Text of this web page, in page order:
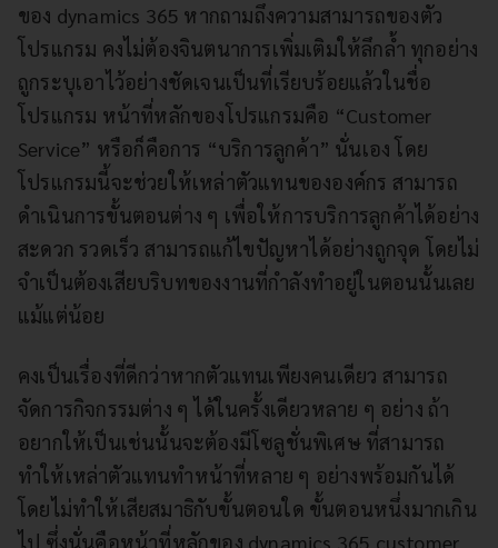
ของ dynamics 365 หากถามถึงความสามารถของตัว
โปรแกรม คงไม่ต้องจินตนาการเพิ่มเติมให้ลึกล้ำ ทุกอย่าง
ถูกระบุเอาไว้อย่างชัดเจนเป็นที่เรียบร้อยแล้วในชื่อ
โปรแกรม หน้าที่หลักของโปรแกรมคือ “Customer
Service” หรือก็คือการ “บริการลูกค้า” นั่นเอง โดย
โปรแกรมนี้จะช่วยให้เหล่าตัวแทนขององค์กร สามารถ
ดำเนินการขั้นตอนต่าง ๆ เพื่อให้การบริการลูกค้าได้อย่าง
สะดวก รวดเร็ว สามารถแก้ไขปัญหาได้อย่างถูกจุด โดยไม่
จำเป็นต้องเสียบริบทของงานที่กำลังทำอยู่ในตอนนั้นเลย
แม้แต่น้อย
คงเป็นเรื่องที่ดีกว่าหากตัวแทนเพียงคนเดียว สามารถ
จัดการกิจกรรมต่าง ๆ ได้ในครั้งเดียวหลาย ๆ อย่าง ถ้า
อยากให้เป็นเช่นนั้นจะต้องมีโซลูชั่นพิเศษ ที่สามารถ
ทำให้เหล่าตัวแทนทำหน้าที่หลาย ๆ อย่างพร้อมกันได้
โดยไม่ทำให้เสียสมาธิกับขั้นตอนใด ขั้นตอนหนึ่งมากเกิน
ไป ซึ่งนั่นคือหน้าที่หลักของ dynamics 365 customer